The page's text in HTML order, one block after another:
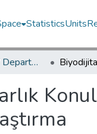
StatisticsUnits
Mimarlık Bölümü / Department of Architecture